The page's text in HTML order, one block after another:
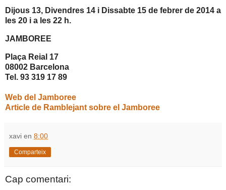
Dijous 13, Divendres 14 i Dissabte 15 de febrer de 2014 a
les 20 i a les 22 h.
JAMBOREE
Plaça Reial 17
08002 Barcelona
Tel. 93 319 17 89
Web del Jamboree
Article de Ramblejant sobre el Jamboree
xavi en 8:00
Comparteix
Cap comentari: